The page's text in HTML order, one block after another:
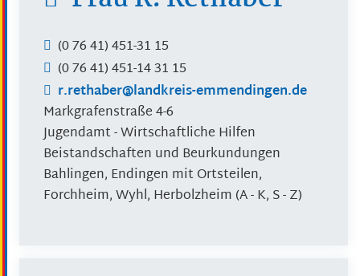
(07641) 451-31 15
(07641) 451-1431 15
r.rethaber@landkreis-emmendingen.de
Markgrafenstraße 4-6
Jugendamt - Wirtschaftliche Hilfen
Beistandschaften und Beurkundungen
Bahlingen, Endingen mit Ortsteilen,
Forchheim, Wyhl, Herbolzheim (A - K, S - Z)